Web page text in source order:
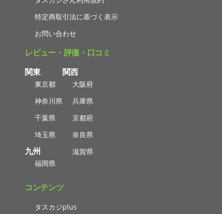
特定商取引法に基づく表示
お問い合わせ
レビュー・評価・口コミ
関東
東京都
神奈川県
千葉県
埼玉県
九州
福岡県
関西
大阪府
兵庫県
京都府
奈良県
滋賀県
コンテンツ
タスカジplus